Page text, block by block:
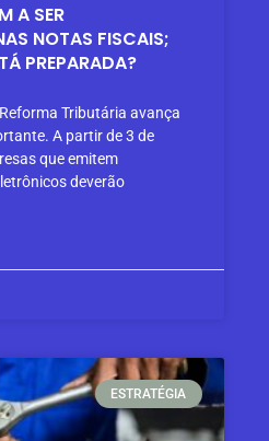
A SER
NOTAS FISCAIS;
PREPARADA?
Tributária avança
A partir de 3 de
que emitem
deverão
ESTRATÉGIA